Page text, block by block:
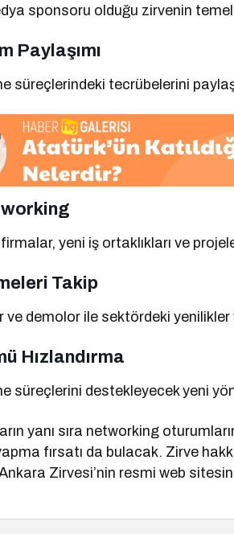
sponsoru olduğu zirvenin
Paylaşımı
süreçlerindeki tecrübelerini
yeni iş ortaklıkları ve
Takip
ve demolor ile sektördeki yenilikler
Hızlandırma
süreçlerini destekleyecek yeni
yanı sıra networking
fırsatı da bulacak. Zirve
Zirvesi’nin resmi web